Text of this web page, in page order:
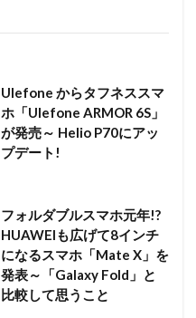
Ulefone からタフネススマ
ホ「Ulefone ARMOR 6S」
が発売～ Helio P70にアッ
プデート!
フォルダブルスマホ元年!?
HUAWEIも広げて8インチ
になるスマホ「Mate X」を
発表～「Galaxy Fold」と
比較して思うこと